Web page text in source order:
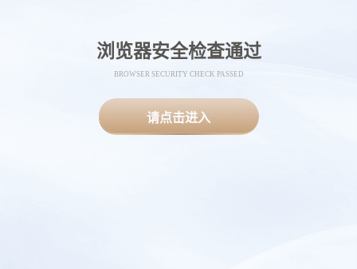
浏览器安全检查通过
BROWSER SECURITY CHECK PASSED
请点击进入